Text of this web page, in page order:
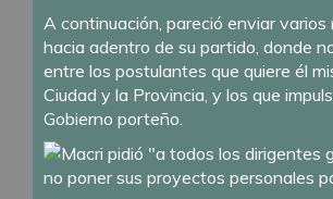
A continuación, pareció enviar varios
hacia adentro de su partido, donde
entre los postulantes que quiere él
Ciudad y la Provincia, y los que
Gobierno porteño.